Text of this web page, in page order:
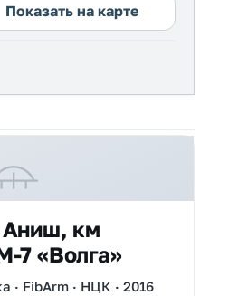
Показать на карте
Аниш, км
7 «Волга»
· FibArm · НЦК · 2016